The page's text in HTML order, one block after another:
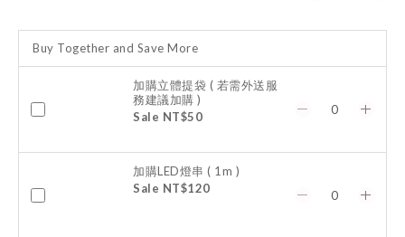
Buy Together and Save More
加購立體提袋 ( 若需外送服
務建議加購 )
Sale NT$50
加購LED燈串 ( 1m )
Sale NT$120